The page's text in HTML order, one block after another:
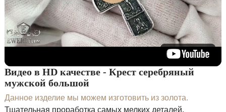
Видео в HD качестве - Крест серебряный
мужской большой
Данное изделие мы можем изготовить из золота.
Тщательная проработка самых мелких деталей.